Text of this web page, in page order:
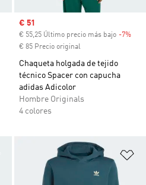
Descuento
Precio de venta
€ 51
€ 55,25 Último precio más bajo -7%
€ 85 Precio original
Chaqueta holgada de tejido
técnico Spacer con capucha
adidas Adicolor
Hombre Originals
4 colores
Añadir a la lista de deseos